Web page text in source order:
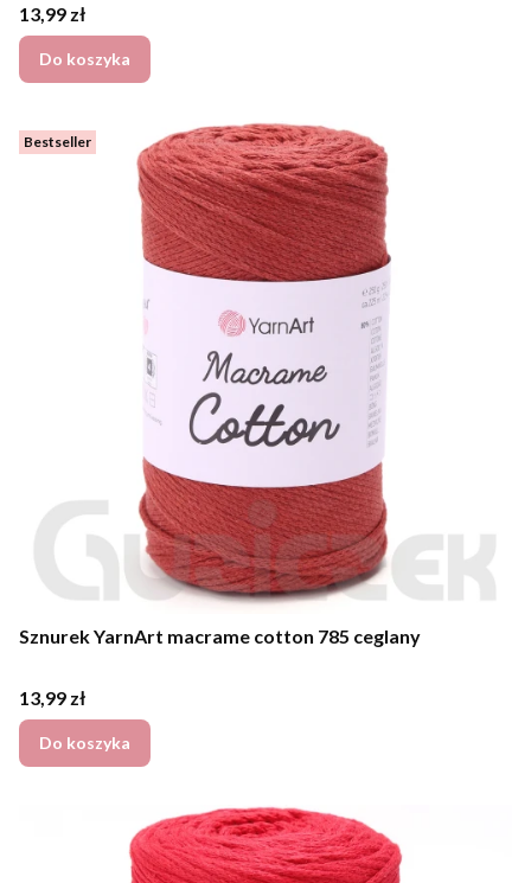
Cena
13,99 zł
Do koszyka
Bestseller
Sznurek YarnArt macrame cotton 785 ceglany
Cena
13,99 zł
Do koszyka